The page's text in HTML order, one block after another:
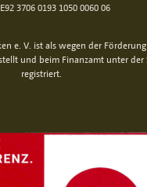
3706 0193 1050 0060 06
e. V. ist als wegen der
und beim Finanzamt unter der
registriert.